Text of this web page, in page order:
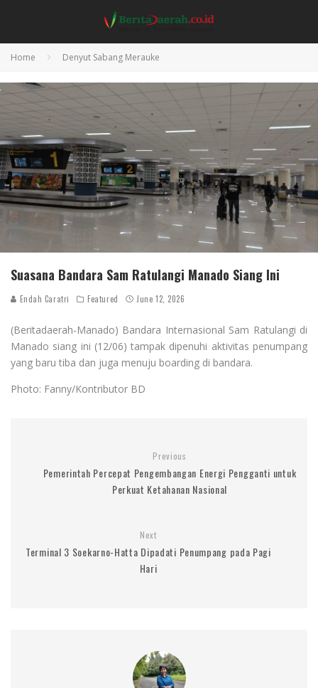
Home Denyut Sabang Merauke
Suasana Bandara Sam Ratulangi Manado Siang Ini
Endah Caratri Featured June 12, 2026
(Beritadaerah-Manado) Bandara Internasional Sam Ratulangi di
Manado siang ini (12/06) tampak dipenuhi aktivitas penumpang
yang baru tiba dan juga menuju boarding di bandara.
Photo: Fanny/Kontributor BD
Previous
Pemerintah Percepat Pengembangan Energi Pengganti untuk
Perkuat Ketahanan Nasional
Next
Terminal 3 Soekarno-Hatta Dipadati Penumpang pada Pagi
Hari